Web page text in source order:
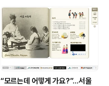
“모르는데 어떻게 가요?”...서울